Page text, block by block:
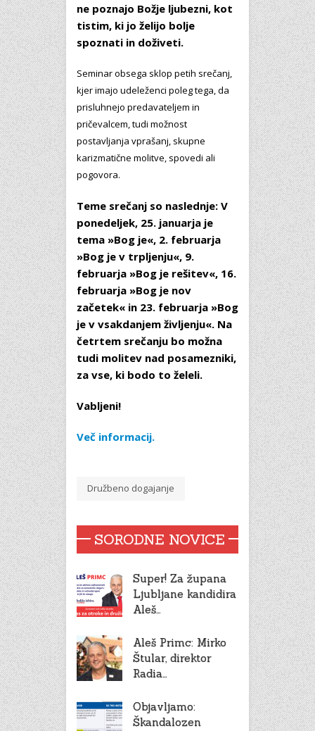
ne poznajo Božje ljubezni, kot
tistim, ki jo želijo bolje
spoznati in doživeti.
Seminar obsega sklop petih srečanj,
kjer imajo udeleženci poleg tega, da
prisluhnejo predavateljem in
pričevalcem, tudi možnost
postavljanja vprašanj, skupne
karizmatične molitve, spovedi ali
pogovora.
Teme srečanj so naslednje: V
ponedeljek, 25. januarja je
tema »Bog je«, 2. februarja
»Bog je v trpljenju«, 9.
februarja »Bog je rešitev«, 16.
februarja »Bog je nov
začetek« in 23. februarja »Bog
je v vsakdanjem življenju«. Na
četrtem srečanju bo možna
tudi molitev nad posamezniki,
za vse, ki bodo to želeli.
Vabljeni!
Več informacij.
Družbeno dogajanje
SORODNE NOVICE
Super! Za župana
Ljubljane kandidira
Aleš…
Aleš Primc: Mirko
Štular, direktor
Radia…
Objavljamo:
Škandalozen